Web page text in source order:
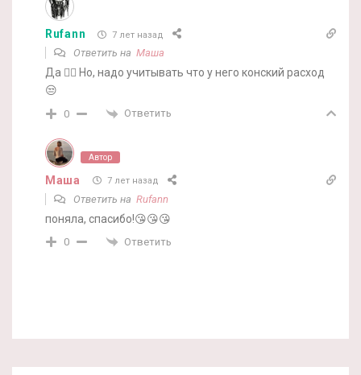
Rufann 7 лет назад
Ответить на Маша
Да 👍🏻 Но, надо учитывать что у него конский расход
😒
0 Ответить
Автор
Маша 7 лет назад
Ответить на Rufann
поняла, спасибо!😘😘😘
0 Ответить